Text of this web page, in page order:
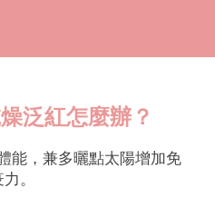
泛紅怎麼辦？
能，兼多曬點太陽增加免
。